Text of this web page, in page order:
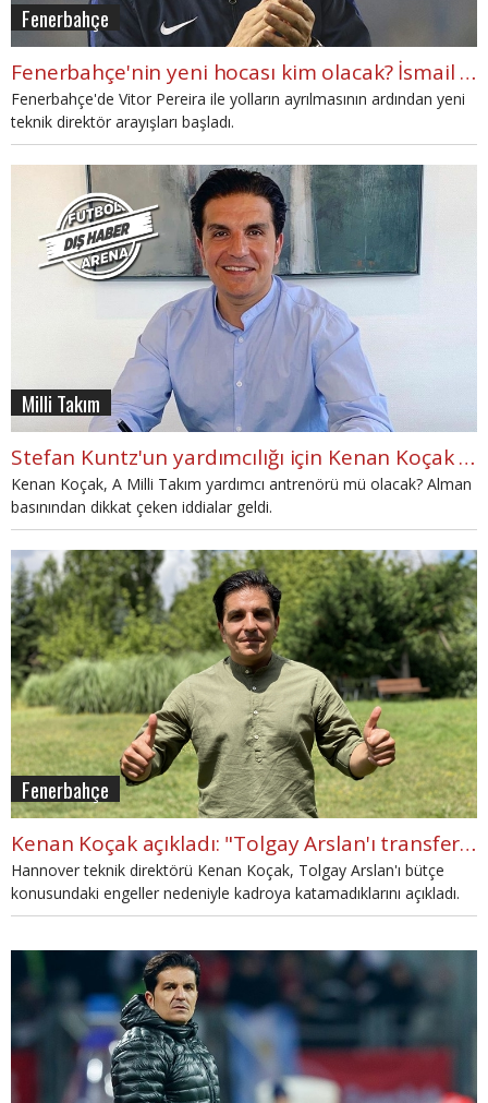
Fenerbahçe
Fenerbahçe'nin yeni hocası kim olacak? İsmail Kartal sesleri
Fenerbahçe'de Vitor Pereira ile yolların ayrılmasının ardından yeni
teknik direktör arayışları başladı.
Milli Takım
Stefan Kuntz'un yardımcılığı için Kenan Koçak iddiası
Kenan Koçak, A Milli Takım yardımcı antrenörü mü olacak? Alman
basınından dikkat çeken iddialar geldi.
Fenerbahçe
Kenan Koçak açıkladı: "Tolgay Arslan'ı transfer edemedik"
Hannover teknik direktörü Kenan Koçak, Tolgay Arslan'ı bütçe
konusundaki engeller nedeniyle kadroya katamadıklarını açıkladı.